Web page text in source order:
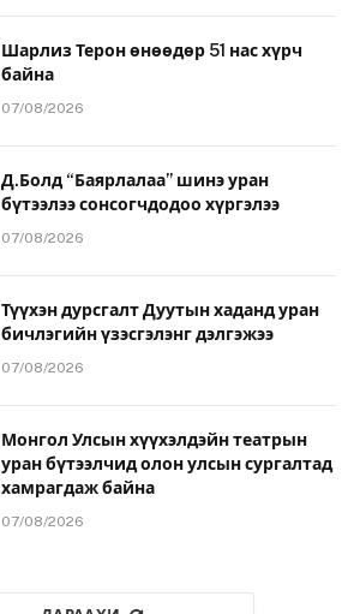
Шарлиз Терон өнөөдөр 51 нас хүрч
байна
07/08/2026
Д.Болд “Баярлалаа” шинэ уран
бүтээлээ сонсогчдодоо хүргэлээ
07/08/2026
Түүхэн дурсгалт Дуутын хаданд уран
бичлэгийн үзэсгэлэнг дэлгэжээ
07/08/2026
Монгол Улсын хүүхэлдэйн театрын
уран бүтээлчид олон улсын сургалтад
хамрагдаж байна
07/08/2026